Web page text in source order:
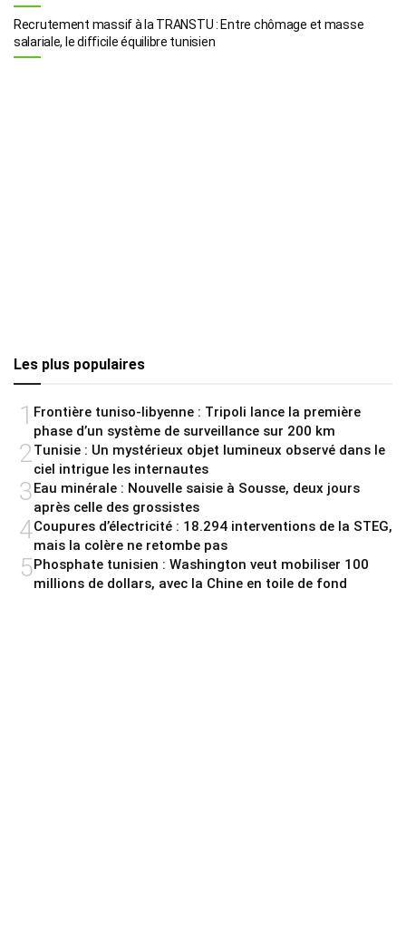
Recrutement massif à la TRANSTU : Entre chômage et masse
salariale, le difficile équilibre tunisien
Les plus populaires
1 Frontière tuniso-libyenne : Tripoli lance la première
phase d’un système de surveillance sur 200 km
2Tunisie : Un mystérieux objet lumineux observé dans le
ciel intrigue les internautes
3Eau minérale : Nouvelle saisie à Sousse, deux jours
après celle des grossistes
4Coupures d’électricité : 18.294 interventions de la STEG,
mais la colère ne retombe pas
5Phosphate tunisien : Washington veut mobiliser 100
millions de dollars, avec la Chine en toile de fond